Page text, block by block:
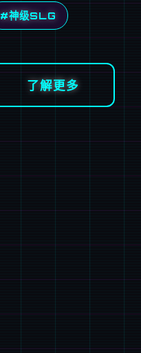
#神级SLG
了解更多